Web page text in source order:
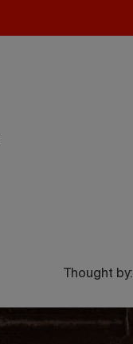
Thought by: